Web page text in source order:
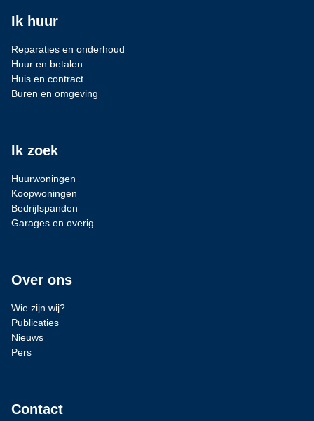
Ik huur
Reparaties en onderhoud
Huur en betalen
Huis en contract
Buren en omgeving
Ik zoek
Huurwoningen
Koopwoningen
Bedrijfspanden
Garages en overig
Over ons
Wie zijn wij?
Publicaties
Nieuws
Pers
Contact